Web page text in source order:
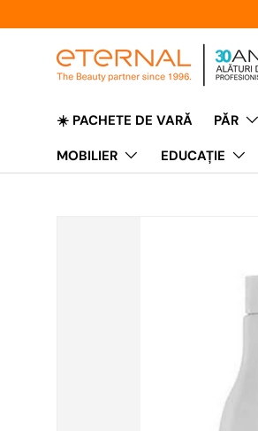
☀️ PACHETE DE VARĂ PĂR
MOBILIER
EDUCAŢIE